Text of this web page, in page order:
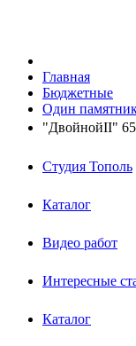
Главная
Бюджетные
Один
"ДвойнойII"
Студия Тополь
Каталог
Видео работ
Интересные
Каталог